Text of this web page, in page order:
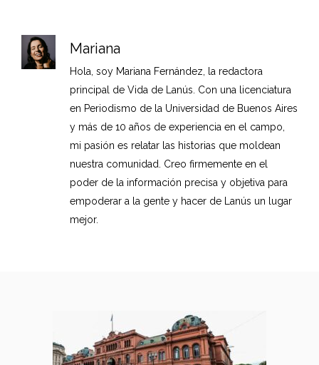
Mariana
Hola, soy Mariana Fernández, la redactora
principal de Vida de Lanús. Con una licenciatura
en Periodismo de la Universidad de Buenos Aires
y más de 10 años de experiencia en el campo,
mi pasión es relatar las historias que moldean
nuestra comunidad. Creo firmemente en el
poder de la información precisa y objetiva para
empoderar a la gente y hacer de Lanús un lugar
mejor.